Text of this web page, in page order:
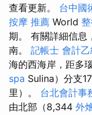
查看更新。 台中國
按摩 推薦 World
期。 有關詳細信息
南。 記帳士 會計乙
海的西海岸，距多
spa Sulina）分支
里）。 台北會計事
由北部（8,344 外